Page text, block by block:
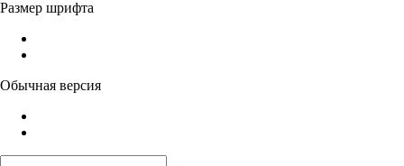
Размер шрифта
Обычная версия